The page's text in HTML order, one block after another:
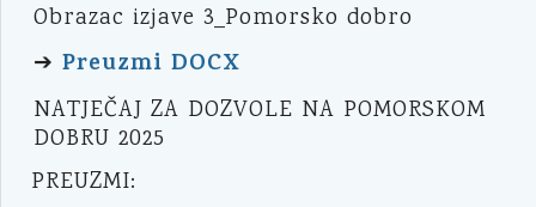
Obrazac izjave 3_Pomorsko dobro
➔ Preuzmi DOCX
NATJEČAJ ZA DOZVOLE NA POMORSKOM
DOBRU 2025
PREUZMI: